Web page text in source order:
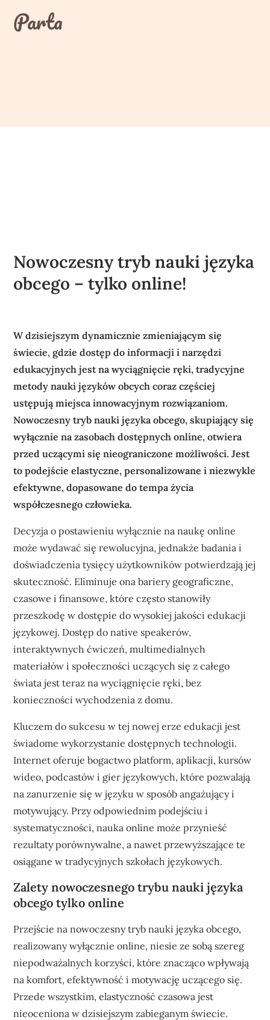
contentParta
Nowoczesny tryb nauki języka
obcego – tylko online!
W dzisiejszym dynamicznie zmieniającym się
świecie, gdzie dostęp do informacji i narzędzi
edukacyjnych jest na wyciągnięcie ręki, tradycyjne
metody nauki języków obcych coraz częściej
ustępują miejsca innowacyjnym rozwiązaniom.
Nowoczesny tryb nauki języka obcego, skupiający się
wyłącznie na zasobach dostępnych online, otwiera
przed uczącymi się nieograniczone możliwości. Jest
to podejście elastyczne, personalizowane i niezwykle
efektywne, dopasowane do tempa życia
współczesnego człowieka.
Decyzja o postawieniu wyłącznie na naukę online
może wydawać się rewolucyjna, jednakże badania i
doświadczenia tysięcy użytkowników potwierdzają jej
skuteczność. Eliminuje ona bariery geograficzne,
czasowe i finansowe, które często stanowiły
przeszkodę w dostępie do wysokiej jakości edukacji
językowej. Dostęp do native speakerów,
interaktywnych ćwiczeń, multimedialnych
materiałów i społeczności uczących się z całego
świata jest teraz na wyciągnięcie ręki, bez
konieczności wychodzenia z domu.
Kluczem do sukcesu w tej nowej erze edukacji jest
świadome wykorzystanie dostępnych technologii.
Internet oferuje bogactwo platform, aplikacji, kursów
wideo, podcastów i gier językowych, które pozwalają
na zanurzenie się w języku w sposób angażujący i
motywujący. Przy odpowiednim podejściu i
systematyczności, nauka online może przynieść
rezultaty porównywalne, a nawet przewyższające te
osiągane w tradycyjnych szkołach językowych.
Zalety nowoczesnego trybu nauki języka
obcego tylko online
Przejście na nowoczesny tryb nauki języka obcego,
realizowany wyłącznie online, niesie ze sobą szereg
niepodważalnych korzyści, które znacząco wpływają
na komfort, efektywność i motywację uczącego się.
Przede wszystkim, elastyczność czasowa jest
nieoceniona w dzisiejszym zabieganym świecie.